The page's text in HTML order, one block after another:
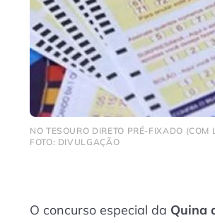
NO TESOURO DIRETO PRÉ-FIXADO
FOTO: DIVULGAÇÃO
O concurso especial da Quina